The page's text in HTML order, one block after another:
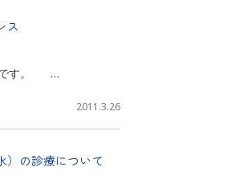
ス
です。 …
2011.3.26
）の診療について